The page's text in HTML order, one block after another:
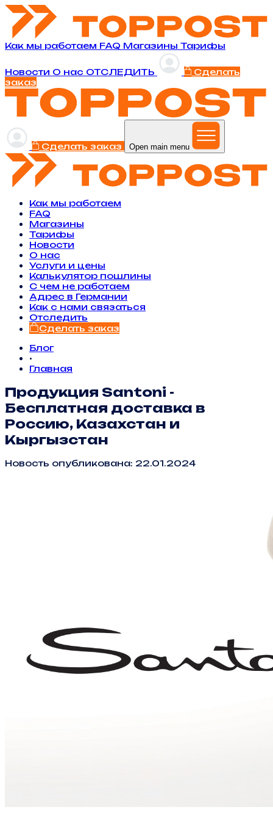
Как мы работаем FAQ Магазины Тарифы
Новости O нас ОТСЛЕДИТЬ
Сделать
заказ
Сделать заказ Open main menu
Как мы работаем
FAQ
Магазины
Тарифы
Новости
O нас
Услуги и цены
Калькулятор пошлины
С чем не работаем
Адрес в Германии
Как с нами связаться
Отследить
Сделать заказ
Блог
•
Главная
Продукция Santoni -
Бесплатная доставка в
Россию, Казахстан и
Кыргызстан
Новость опубликована: 22.01.2024